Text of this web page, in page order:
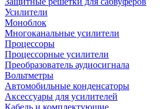
Усилители
Моноблок
Многоканальные усилители
Процессоры
Процессорные усилители
Преобразователь аудиосигнала
Вольтметры
Автомобильные конденсаторы
Аксессуары для усилителей
Кабель и комплектующие